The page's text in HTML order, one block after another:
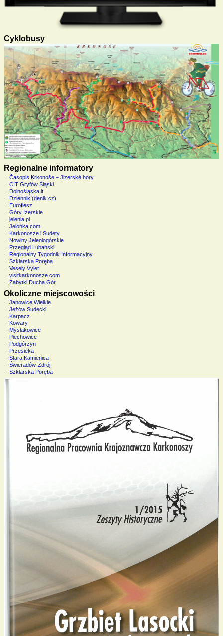
Cyklobusy
Regionalne informatory
Časopis Krkonoše – Jizerské hory
CIT Gryfów Śląski
Dolnośląska it
Dziennik (denik.cz)
Euroflesz
Góry Izerskie
jelenia.pl
Jelonka.com
Karkonosze i Sudety
Nowiny Jeleniogórskie
Przegląd Lubański
Regionalny Tygodnik Informacyjny
Szklarska Poręba
Vesely Vylet
visitkarkonosze.com
Zabytki Ducha Gór
Okoliczne miejscowości
Janowice Wielkie
Jeżów Sudecki
Karpacz
Kowary
Mysłakowice
Piechowice
Podgórzyn
Przesieka
Stara Kamienica
Świeradów-Zdrój
Szklarska Poręba